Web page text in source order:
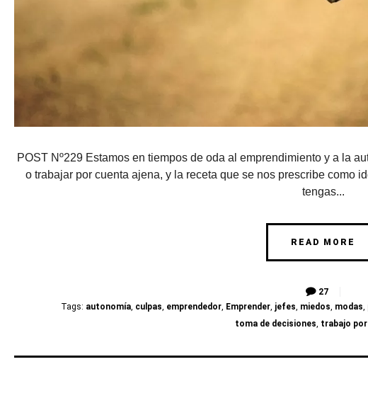
POST Nº229 Estamos en tiempos de oda al emprendimiento y a la
o trabajar por cuenta ajena, y la receta que se nos prescribe como
tengas...
READ MORE
27
Tags: autonomía, culpas, emprendedor, Emprender, jefes, miedos, modas,
toma de decisiones, trabajo